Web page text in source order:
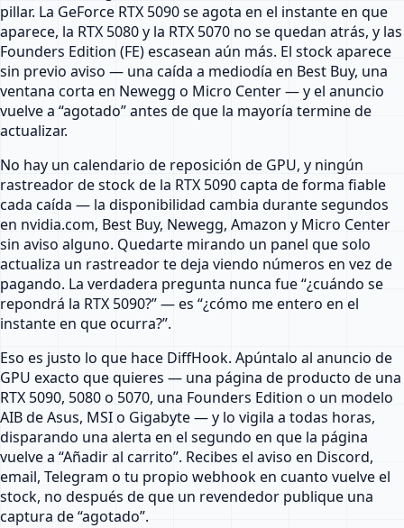
pillar. La GeForce RTX 5090 se agota en el instante en que
aparece, la RTX 5080 y la RTX 5070 no se quedan atrás, y las
Founders Edition (FE) escasean aún más. El stock aparece
sin previo aviso — una caída a mediodía en Best Buy, una
ventana corta en Newegg o Micro Center — y el anuncio
vuelve a “agotado” antes de que la mayoría termine de
actualizar.
No hay un calendario de reposición de GPU, y ningún
rastreador de stock de la RTX 5090 capta de forma fiable
cada caída — la disponibilidad cambia durante segundos
en nvidia.com, Best Buy, Newegg, Amazon y Micro Center
sin aviso alguno. Quedarte mirando un panel que solo
actualiza un rastreador te deja viendo números en vez de
pagando. La verdadera pregunta nunca fue “¿cuándo se
repondrá la RTX 5090?” — es “¿cómo me entero en el
instante en que ocurra?”.
Eso es justo lo que hace DiffHook. Apúntalo al anuncio de
GPU exacto que quieres — una página de producto de una
RTX 5090, 5080 o 5070, una Founders Edition o un modelo
AIB de Asus, MSI o Gigabyte — y lo vigila a todas horas,
disparando una alerta en el segundo en que la página
vuelve a “Añadir al carrito”. Recibes el aviso en Discord,
email, Telegram o tu propio webhook en cuanto vuelve el
stock, no después de que un revendedor publique una
captura de “agotado”.